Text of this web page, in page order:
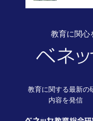
教育に関心
教育に関する最新の
内容を発信